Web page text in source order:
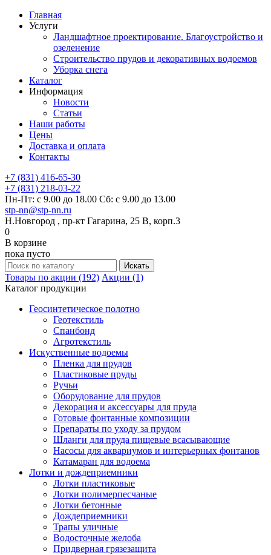
Главная
Услуги
Ландшафтное проектирование. Благоустройство и
озеленение
Строительство прудов и декоративных водоемов
Уборка снега
Каталог
Информация
Новости
Статьи
Наши работы
Цены
Доставка и оплата
Контакты
+7 (831) 416-65-30
+7 (831) 218-03-22
Пн-Пт: с 9.00 до 18.00 Сб: с 9.00 до 13.00
stp-nn@stp-nn.ru
Н.Новгород , пр-кт Гагарина, 25 В, корп.3
0
В корзине
пока пусто
Товары по акции (192) Акции (1)
Каталог продукции
Геосинтетическое полотно
Геотекстиль
Спанбонд
Агротекстиль
Искуственные водоемы
Пленка для прудов
Пластиковые пруды
Ручьи
Оборудование для прудов
Декорация и аксессуары для пруда
Готовые фонтанные композиции
Препараты по уходу за прудом
Шланги для пруда пищевые всасывающие
Насосы для аквариумов и интерьерных фонтанов
Катамаран для водоема
Лотки и дождеприемники
Лотки пластиковые
Лотки полимерпесчаные
Лотки бетонные
Дождеприемники
Трапы уличные
Водосточные желоба
Придверная грязезащита